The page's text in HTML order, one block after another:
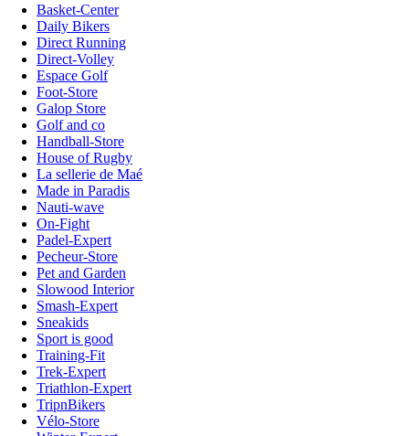
Basket-Center
Daily Bikers
Direct Running
Direct-Volley
Espace Golf
Foot-Store
Galop Store
Golf and co
Handball-Store
House of Rugby
La sellerie de Maé
Made in Paradis
Nauti-wave
On-Fight
Padel-Expert
Pecheur-Store
Pet and Garden
Slowood Interior
Smash-Expert
Sneakids
Sport is good
Training-Fit
Trek-Expert
Triathlon-Expert
TripnBikers
Vélo-Store